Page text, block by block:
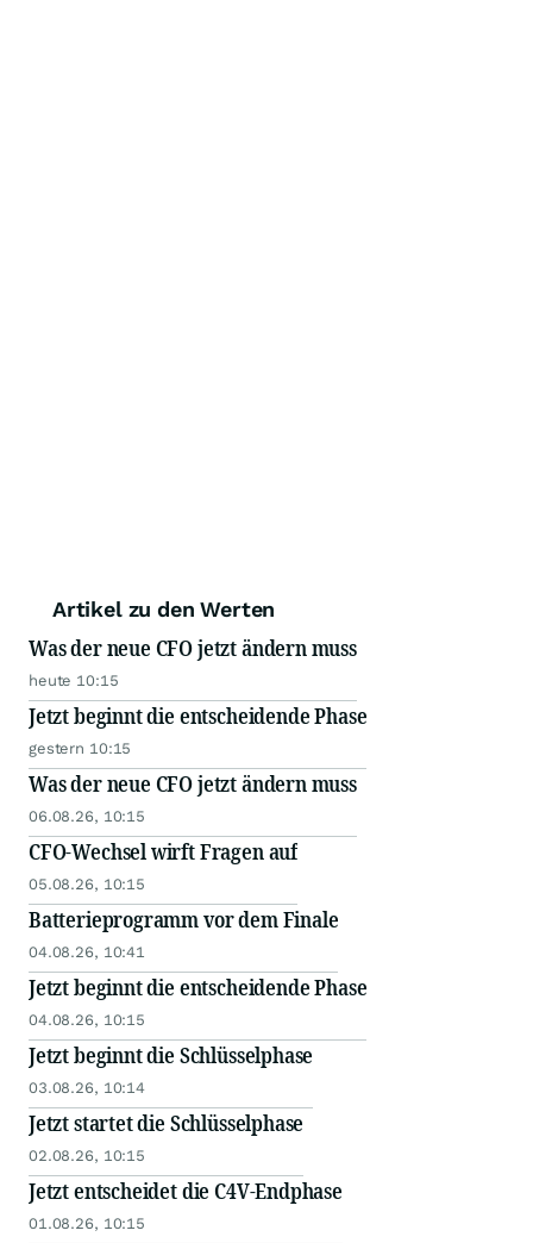
Artikel zu den Werten
Was der neue CFO jetzt ändern muss
heute 10:15
Jetzt beginnt die entscheidende Phase
gestern 10:15
Was der neue CFO jetzt ändern muss
06.08.26, 10:15
CFO-Wechsel wirft Fragen auf
05.08.26, 10:15
Batterieprogramm vor dem Finale
04.08.26, 10:41
Jetzt beginnt die entscheidende Phase
04.08.26, 10:15
Jetzt beginnt die Schlüsselphase
03.08.26, 10:14
Jetzt startet die Schlüsselphase
02.08.26, 10:15
Jetzt entscheidet die C4V-Endphase
01.08.26, 10:15